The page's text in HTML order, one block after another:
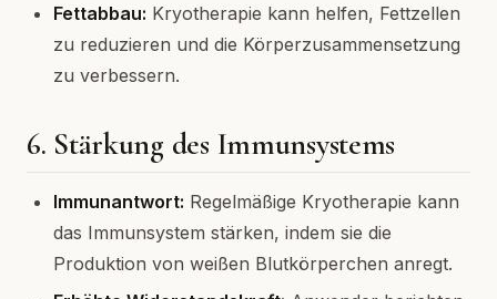
Fettabbau: Kryotherapie kann helfen, Fettzellen
zu reduzieren und die Körperzusammensetzung
zu verbessern.
6. Stärkung des Immunsystems
Immunantwort: Regelmäßige Kryotherapie kann
das Immunsystem stärken, indem sie die
Produktion von weißen Blutkörperchen anregt.